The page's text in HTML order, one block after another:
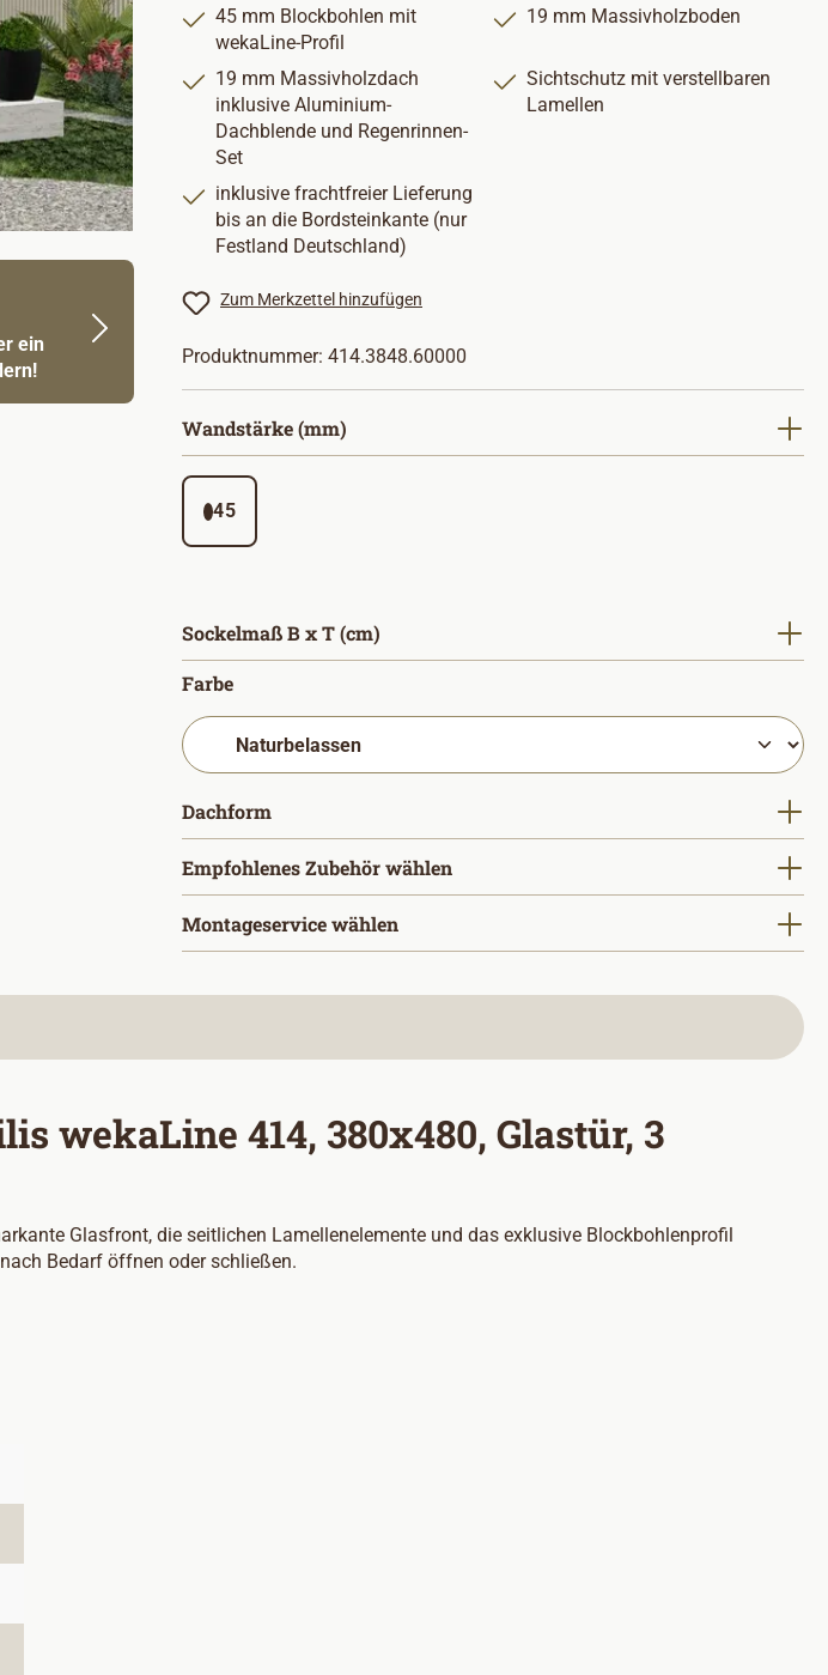
ein
45 mm Blockbohlen mit
wekaLine-Profil
19 mm Massivholzboden
19 mm Massivholzdach
inklusive Aluminium-
Dachblende und Regenrinnen-
Set
Sichtschutz mit verstellbaren
Lamellen
inklusive frachtfreier Lieferung
bis an die Bordsteinkante (nur
Festland Deutschland)
Zum Merkzettel hinzufügen
Produktnummer: 414.3848.60000
Wandstärke (mm)
45
Sockelmaß B x T (cm)
Farbeauswählen
Dachform
Empfohlenes Zubehör wählen
Montageservice wählen
wekaLine 414, 380x480, Glastür, 3
Glasfront, die seitlichen Lamellenelemente und das exklusive Blockbohlenprofil
Bedarf öffnen oder schließen.